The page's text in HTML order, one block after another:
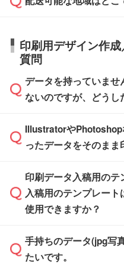
タッフまでお問い合
ル」に注文予定日を
その締切日や出荷目
品が決まりましたら
たします。
※土日祝日を除く営業
※沖縄・離島は追加
す。>>対象商品はこ
※最短出荷日は商品に
品ページにてご確認
商品によって異なり
す。(白箱、化粧箱、
【袋入り】 商品がひ
す。(透明袋、デザイ
【個包装なし】 個包
※化粧箱から白箱へ
箱の作成は原則承っ
日本全国へお届けが
直接納品は行ってお
ださい。
印刷用デザイン作
質問
データを持っていま
ないのですが、どうし
無料の「デザインシ
PCやスマホから簡単
ザインソフトがなく
また、「データ作成サ
せいただければ、弊
タを1点作成いたしま
Illustratorや
ったデータをそのま
Illustratorや
ザインソフトでこだ
い方は、完全データ入
積・ご注文フォーム
ください。
印刷データ入稿用の
入稿用のテンプレー
使用できますか？
一部商品は入稿用テ
ます。各商品ページ
手持ちのデータ(jpg写
たいです。